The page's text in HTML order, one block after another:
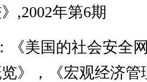
,2002年第6期
《美国的社会安全
》，《宏观经济管